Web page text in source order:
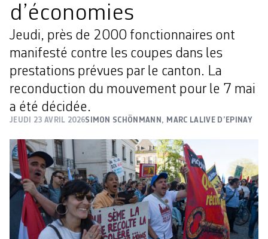
d’économies
Jeudi, près de 2000 fonctionnaires ont
manifesté contre les coupes dans les
prestations prévues par le canton. La
reconduction du mouvement pour le 7 mai
a été décidée.
JEUDI 23 AVRIL 2026SIMON SCHÖNMANN , MARC LALIVE D’EPINAY